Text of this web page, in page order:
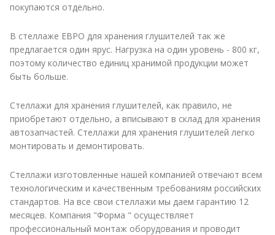
покупаются отдельно.
В стеллаже ЕВРО для хранения глушителей так же
предлагается один ярус. Нагрузка на один уровень - 800 кг,
поэтому количество единиц хранимой продукции может
быть больше.
Стеллажи для хранения глушителей, как правило, не
приобретают отдельно, а вписывают в склад для хранения
автозапчастей. Стеллажи для хранения глушителей легко
монтировать и демонтировать.
Стеллажи изготовленные нашей компанией отвечают всем
технологическим и качественным требованиям российских
стандартов. На все свои стеллажи мы даем гарантию 12
месяцев. Компания "Форма " осуществляет
профессиональный монтаж оборудования и проводит